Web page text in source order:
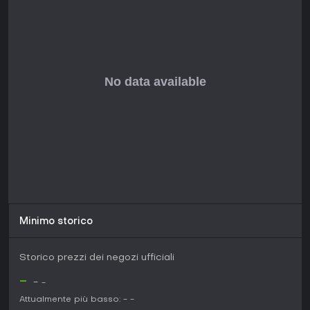
aperti allo sviluppo iterativo e al feedback, su una
Minimo storico
Storico prezzi dei negozi ufficiali
- - -
Attualmente più basso: - -